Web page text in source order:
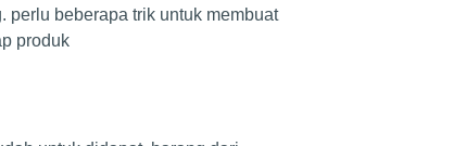
perlu beberapa trik untuk membuat
produk